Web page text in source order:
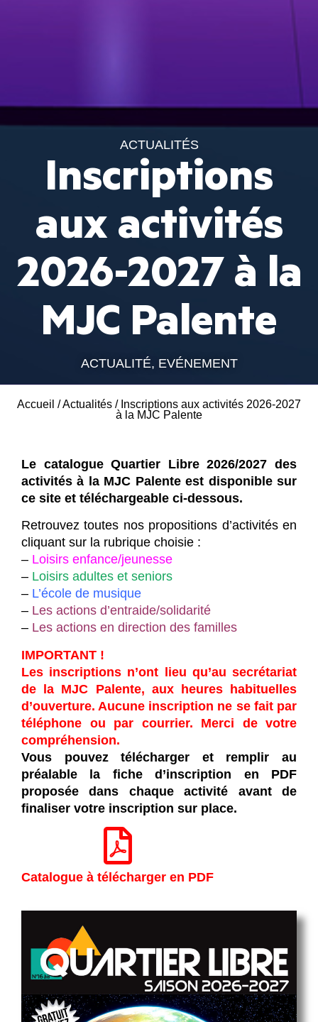
ACTUALITÉS
Inscriptions
aux activités
2026-2027 à la
MJC Palente
ACTUALITÉ, EVÉNEMENT
Accueil /Actualités / Inscriptions aux activités 2026-2027
à la MJC Palente
Le catalogue Quartier Libre 2026/2027 des
activités à la MJC Palente est disponible sur
ce site et téléchargeable ci-dessous.
Retrouvez toutes nos propositions d’activités en
cliquant sur la rubrique choisie :
– Loisirs enfance/jeunesse
– Loisirs adultes et seniors
– L’école de musique
– Les actions d’entraide/solidarité
– Les actions en direction des familles
IMPORTANT !
Les inscriptions n’ont lieu qu’au secrétariat
de la MJC Palente, aux heures habituelles
d’ouverture. Aucune inscription ne se fait par
téléphone ou par courrier. Merci de votre
compréhension.
Vous pouvez télécharger et remplir au
préalable la fiche d’inscription en PDF
proposée dans chaque activité avant de
finaliser votre inscription sur place.
Catalogue à télécharger en PDF